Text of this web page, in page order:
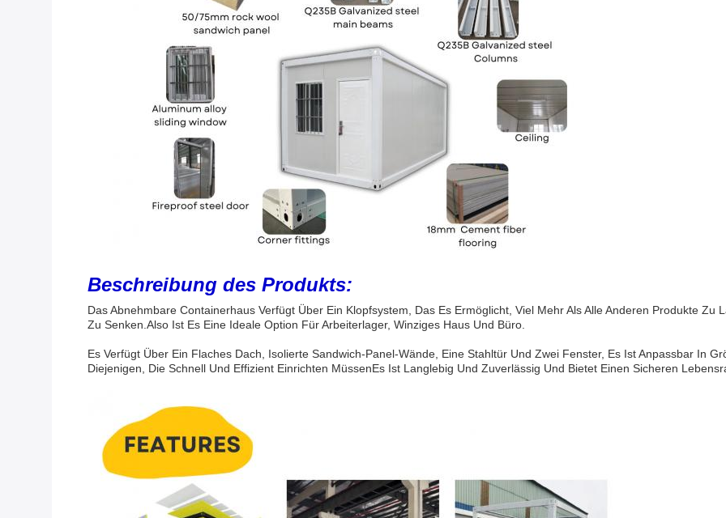
Beschreibung des Produkts:
Das Abnehmbare Containerhaus Verfügt Über Ein Klopfsystem, Das Es Ermöglicht, Viel Mehr Als Alle Anderen Produkte Zu
Zu Senken.Also Ist Es Eine Ideale Option Für Arbeiterlager, Winziges Haus Und Büro.
Es Verfügt Über Ein Flaches Dach, Isolierte Sandwich-Panel-Wände, Eine Stahltür Und Zwei Fenster, Es Ist Anpassbar In
Diejenigen, Die Schnell Und Effizient Einrichten MüssenEs Ist Langlebig Und Zuverlässig Und Bietet Einen Sicheren